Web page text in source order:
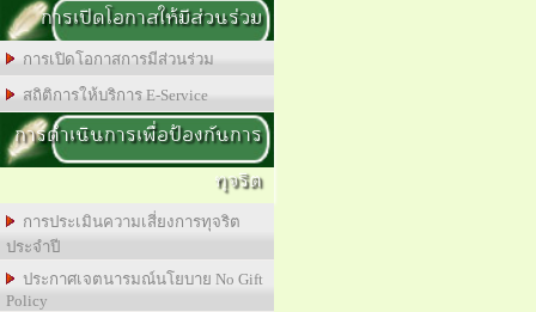
การเปิดโอกาสให้มีส่วนร่วม
การเปิดโอกาสการมีส่วนร่วม
สถิติการให้บริการ E-Service
การดำเนินการเพื่อป้องกันการ
ทุจริต
การประเมินความเสี่ยงการทุจริต
ประจำปี
ประกาศเจตนารมณ์นโยบาย No Gift
Policy